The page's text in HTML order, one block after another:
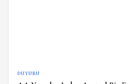
DUYURU